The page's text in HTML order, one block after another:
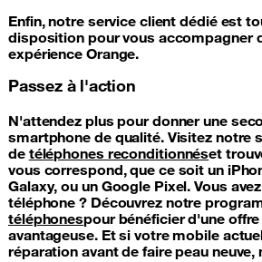
Enfin, notre service client dédié est
disposition pour vous accompagner
expérience Orange.
Passez à l'action
N'attendez plus pour donner une
smartphone de qualité. Visitez notre
de téléphones reconditionnéset
vous correspond, que ce soit un
Galaxy, ou un Google Pixel. Vous
téléphone ? Découvrez notre
téléphonespour bénéficier d'une
avantageuse. Et si votre mobile
réparation avant de faire peau neuve,